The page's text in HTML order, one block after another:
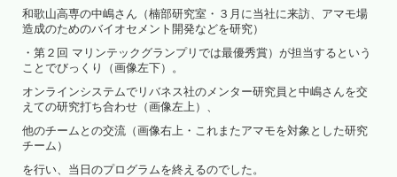
和歌山高専の中嶋さん（楠部研究室・３月に当社に来訪、アマモ場
造成のためのバイオセメント開発などを研究）
・第２回 マリンテックグランプリでは最優秀賞）が担当するという
ことでびっくり（画像左下）。
オンラインシステムでリバネス社のメンター研究員と中嶋さんを交
えての研究打ち合わせ（画像左上）、
他のチームとの交流（画像右上・これまたアマモを対象とした研究
チーム）
を行い、当日のプログラムを終えるのでした。